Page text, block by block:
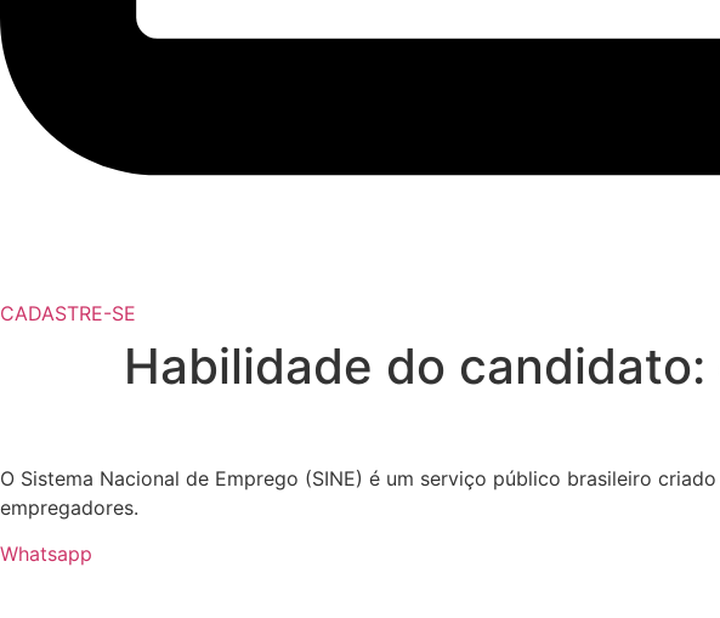
CADASTRE-SE
Habilidade do candidato:
O Sistema Nacional de Emprego (SINE) é um serviço público brasileiro
empregadores.
Whatsapp